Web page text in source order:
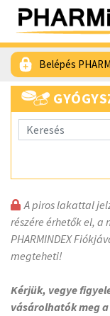
Belépés
A piros lakattal
részére érhetők el, a
PHARMINDEX
megteheti!
Kérjük, vegye
vásárolhatók meg